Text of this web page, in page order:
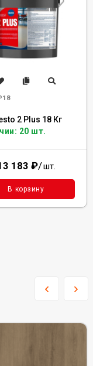
2 Plus 18 Кг
20 шт.
183 ₽/шт.
В корзину